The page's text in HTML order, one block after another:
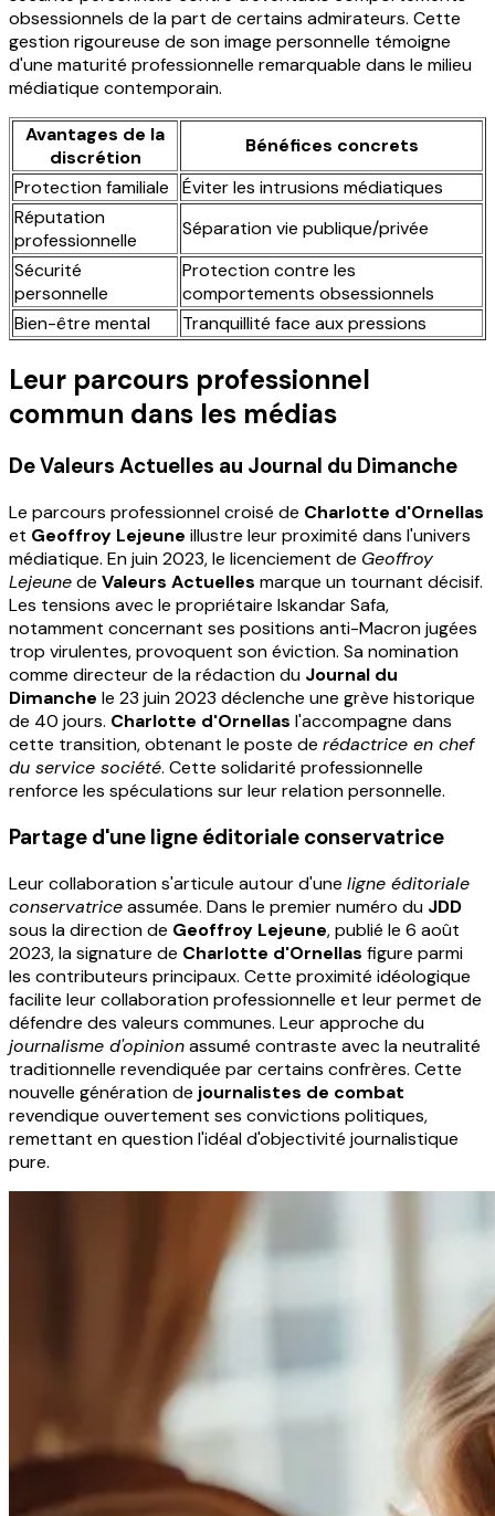
obsessionnels de la part de certains admirateurs. Cette
gestion rigoureuse de son image personnelle témoigne
d'une maturité professionnelle remarquable dans le milieu
médiatique contemporain.
Avantages de la
discrétion
Bénéfices concrets
Protection familiale
Éviter les intrusions médiatiques
Réputation
professionnelle
Séparation vie publique/privée
Sécurité
personnelle
Protection contre les
comportements obsessionnels
Bien-être mental
Tranquillité face aux pressions
Leur parcours professionnel
commun dans les médias
De Valeurs Actuelles au Journal du Dimanche
Le parcours professionnel croisé de Charlotte d'Ornellas
et Geoffroy Lejeune illustre leur proximité dans l'univers
médiatique. En juin 2023, le licenciement de Geoffroy
Lejeunede Valeurs Actuelles marque un tournant décisif.
Les tensions avec le propriétaire Iskandar Safa,
notamment concernant ses positions anti-Macron jugées
trop virulentes, provoquent son éviction. Sa nomination
comme directeur de la rédaction du Journal du
Dimanche le 23 juin 2023 déclenche une grève historique
de 40 jours. Charlotte d'Ornellas l'accompagne dans
cette transition, obtenant le poste de rédactrice en chef
du service société. Cette solidarité professionnelle
renforce les spéculations sur leur relation personnelle.
Partage d'une ligne éditoriale conservatrice
Leur collaboration s'articule autour d'une ligne éditoriale
conservatriceassumée. Dans le premier numéro du JDD
sous la direction de Geoffroy Lejeune, publié le 6 août
2023, la signature de Charlotte d'Ornellas figure parmi
les contributeurs principaux. Cette proximité idéologique
facilite leur collaboration professionnelle et leur permet de
défendre des valeurs communes. Leur approche du
journalisme d'opinionassumé contraste avec la neutralité
traditionnelle revendiquée par certains confrères. Cette
nouvelle génération de journalistes de combat
revendique ouvertement ses convictions politiques,
remettant en question l'idéal d'objectivité journalistique
pure.